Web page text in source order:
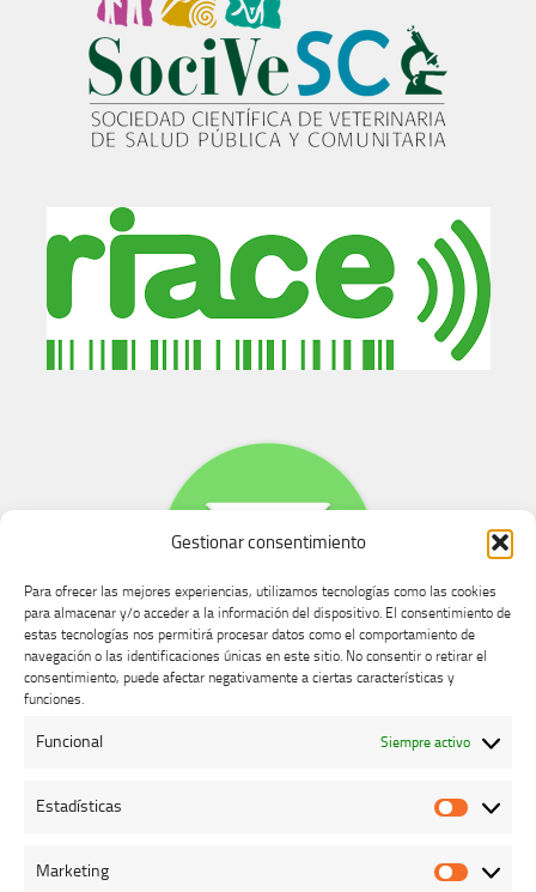
Gestionar consentimiento
Para ofrecer las mejores experiencias, utilizamos tecnologías como las cookies
para almacenar y/o acceder a la información del dispositivo. El consentimiento de
estas tecnologías nos permitirá procesar datos como el comportamiento de
navegación o las identificaciones únicas en este sitio. No consentir o retirar el
consentimiento, puede afectar negativamente a ciertas características y
funciones.
Funcional Siempre activo
Estadísticas
Marketing
Buzón de dudas, quejas y sugerencias